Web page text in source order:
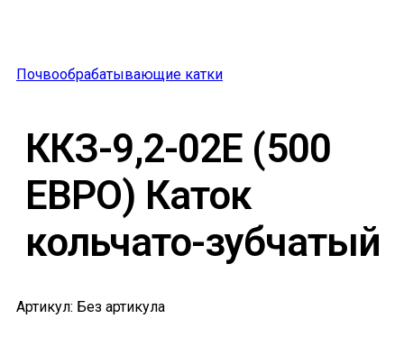
Почвообрабатывающие катки
ККЗ-9,2-02Е (500
ЕВРО) Каток
кольчато-зубчатый
Артикул: Без артикула